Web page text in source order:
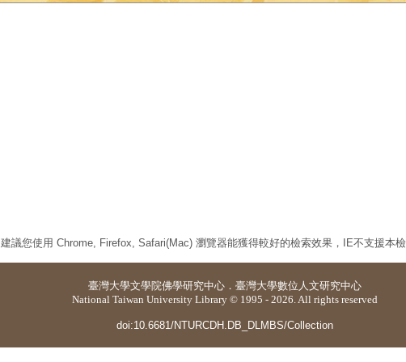
建議您使用 Chrome, Firefox, Safari(Mac) 瀏覽器能獲得較好的檢索效果，IE不支援本檢
臺灣大學文學院佛學研究中心 ． 臺灣大學數位人文研究中心
National Taiwan University Library © 1995 - 2026. All rights reserved
doi:10.6681/NTURCDH.DB_DLMBS/Collection